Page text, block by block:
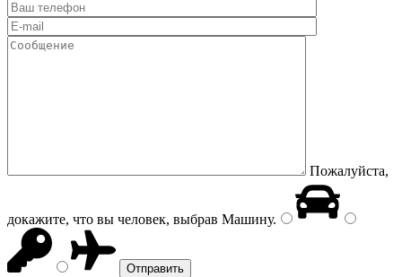
Пожалуйста,
докажите, что вы человек, выбрав Машину.